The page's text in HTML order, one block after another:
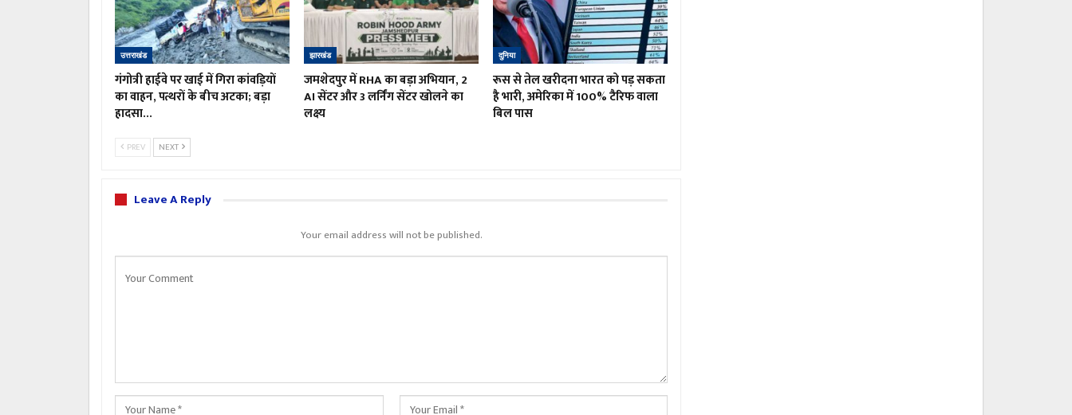
उत्तराखंड
गंगोत्री हाईवे पर खाई में गिरा कांवड़ियों
का वाहन, पत्थरों के बीच अटका; बड़ा
हादसा…
झारखंड
जमशेदपुर में RHA का बड़ा अभियान, 2
AI सेंटर और 3 लर्निंग सेंटर खोलने का
लक्ष्य
दुनिया
रूस से तेल खरीदना भारत को पड़ सकता
है भारी, अमेरिका में 100% टैरिफ वाला
बिल पास
PREV NEXT
Leave A Reply
Your email address will not be published.